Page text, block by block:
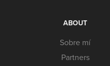
ABOUT
Sobre mí
Partners